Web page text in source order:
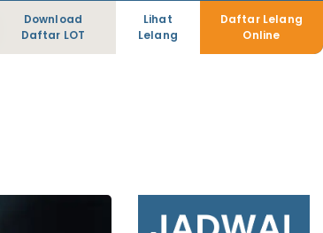
Download
Daftar LOT
Lihat
Lelang
Daftar Lelang
Online